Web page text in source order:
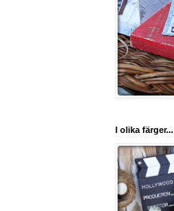
I olika färger...